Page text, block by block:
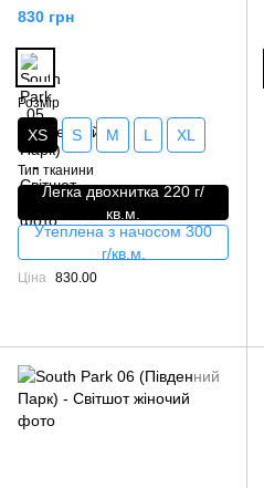
830 грн
Розмір
XS S M L XL
Тип тканини
Легка двохнитка 220 г/
кв.м.
Утеплена з начосом 300
г/кв.м.
Ціна 830.00